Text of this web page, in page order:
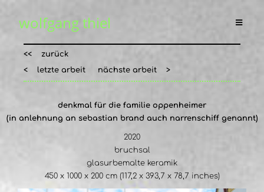
wolfgang thiel
<< zurück
< letzte arbeit
nächste arbeit >
denkmal für die familie oppenheimer
(in anlehnung an sebastian brand auch narrenschiff genannt)
2020
bruchsal
glasurbemalte keramik
450 x 1000 x 200 cm (117,2 x 393,7 x 78,7 inches)